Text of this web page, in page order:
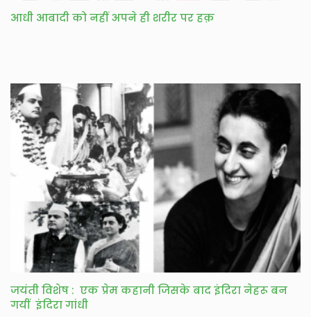
आधी आबादी को नहीं अपने ही शरीर पर हक़
जयंती विशेष : एक प्रेम कहानी जिसके बाद इंदिरा नेहरू बन
गयीं इंदिरा गांधी